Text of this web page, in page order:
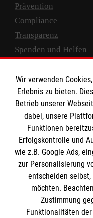
Prävention
Compliance
Transparenz
Spenden und Helfen
Empfänger:
IBAN: DE10 3706
BIC: GENODED 1PA7
Wir verwenden
Erlebnis zu bieten.
Betrieb unserer
dabei, unsere
Funktionen
Erfolgskontrolle und
wie z.B. Google Ads,
zur Personalisierung
entscheiden
möchten.
Zustimmung
Funktionalitäten